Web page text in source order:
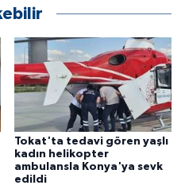
Tokat'ta tedavi gören yaşlı
kadın helikopter
ambulansla Konya'ya sevk
edildi